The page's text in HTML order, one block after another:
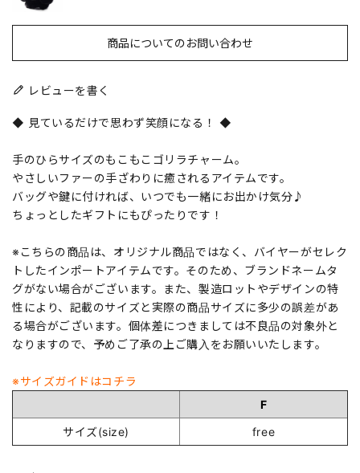
商品についてのお問い合わせ
レビューを書く
◆ 見ているだけで思わず笑顔になる！ ◆
手のひらサイズのもこもこゴリラチャーム。
やさしいファーの手ざわりに癒されるアイテムです。
バッグや鍵に付ければ、いつでも一緒にお出かけ気分♪
ちょっとしたギフトにもぴったりです！
※こちらの商品は、オリジナル商品ではなく、バイヤーがセレク
トしたインポートアイテムです。そのため、ブランドネームタ
グがない場合がございます。また、製造ロットやデザインの特
性により、記載のサイズと実際の商品サイズに多少の誤差があ
る場合がございます。個体差につきましては不良品の対象外と
なりますので、予めご了承の上ご購入をお願いいたします。
※サイズガイドはコチラ
F
サイズ(size)
free